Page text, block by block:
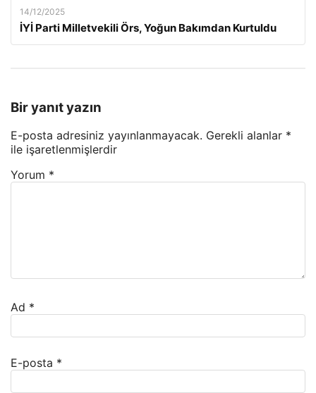
14/12/2025
İYİ Parti Milletvekili Örs, Yoğun Bakımdan Kurtuldu
Bir yanıt yazın
E-posta adresiniz yayınlanmayacak. Gerekli alanlar *
ile işaretlenmişlerdir
Yorum *
Ad *
E-posta *